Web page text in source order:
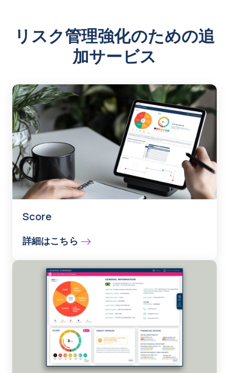
リスク管理強化のための追
加サービス
Score
詳細はこちら